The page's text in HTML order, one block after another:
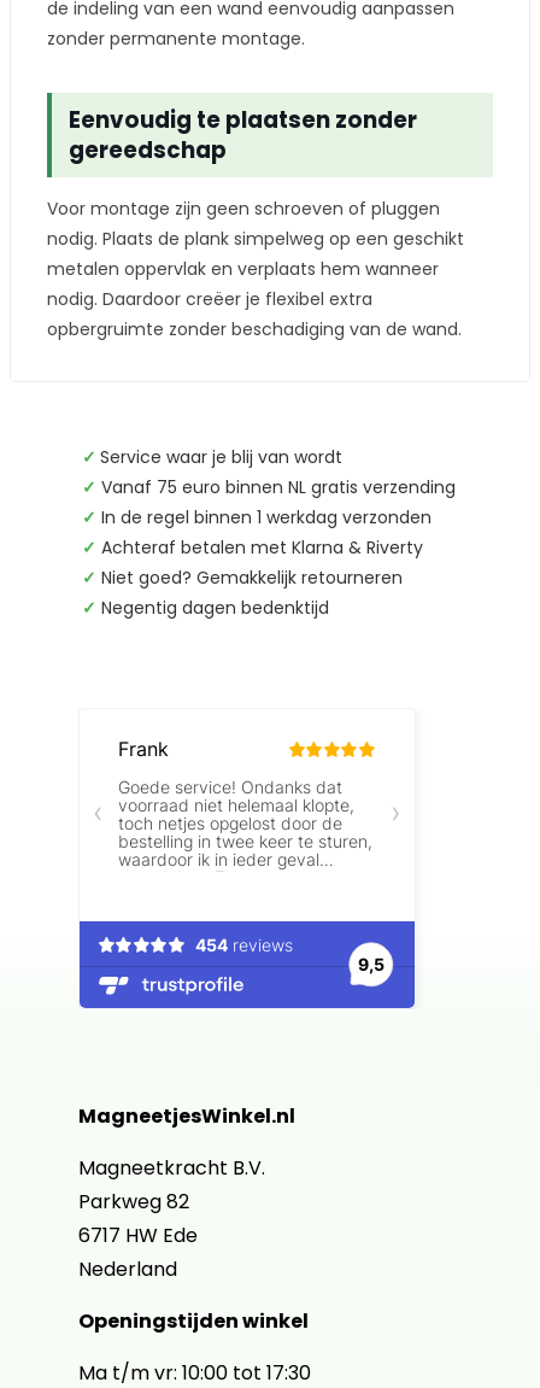
de indeling van een wand eenvoudig aanpassen
zonder permanente montage.
Eenvoudig te plaatsen zonder
gereedschap
Voor montage zijn geen schroeven of pluggen
nodig. Plaats de plank simpelweg op een geschikt
metalen oppervlak en verplaats hem wanneer
nodig. Daardoor creëer je flexibel extra
opbergruimte zonder beschadiging van de wand.
✓ Service waar je blij van wordt
✓ Vanaf 75 euro binnen NL gratis verzending
✓ In de regel binnen 1 werkdag verzonden
✓ Achteraf betalen met Klarna & Riverty
✓ Niet goed? Gemakkelijk retourneren
✓ Negentig dagen bedenktijd
MagneetjesWinkel.nl
Magneetkracht B.V.
Parkweg 82
6717 HW Ede
Nederland
Openingstijden winkel
Ma t/m vr: 10:00 tot 17:30